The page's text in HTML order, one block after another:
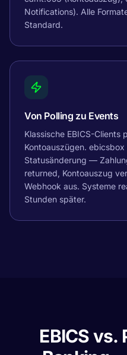
Notifications). Alle
Standard.
Von Polling zu Events
Klassische EBICS-Clients
Kontoauszügen.
Statusänderung —
returned, Kontoauszug
Webhook aus. Systeme
Stunden später.
EBICS vs.